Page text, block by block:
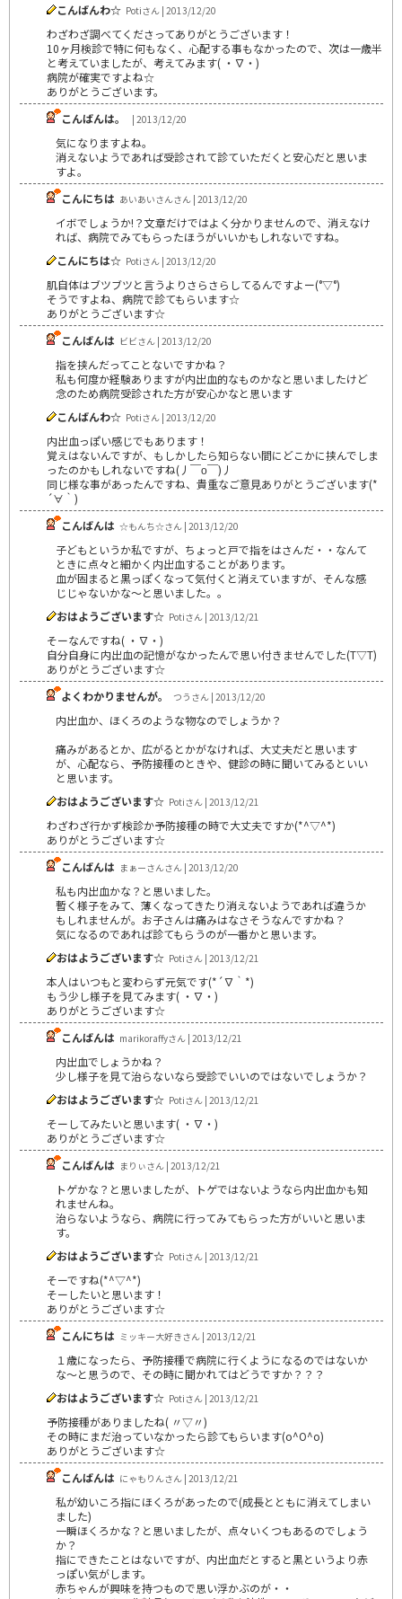
こんばんわ☆ Potiさん | 2013/12/20
わざわざ調べてくださってありがとうございます！
10ヶ月検診で特に何もなく、心配する事もなかったので、次は一歳半
と考えていましたが、考えてみます( ・∇・)
病院が確実ですよね☆
ありがとうございます。
こんばんは。
| 2013/12/20
気になりますよね。
消えないようであれば受診されて診ていただくと安心だと思いま
すよ。
こんにちは あいあいさんさん | 2013/12/20
イボでしょうか!？文章だけではよく分かりませんので、消えなけ
れば、病院でみてもらったほうがいいかもしれないですね。
こんにちは☆ Potiさん | 2013/12/20
肌自体はブツブツと言うよりさらさらしてるんですよー(°▽°)
そうですよね、病院で診てもらいます☆
ありがとうございます☆
こんばんは ビビさん | 2013/12/20
指を挟んだってことないですかね？
私も何度か経験ありますが内出血的なものかなと思いましたけど
念のため病院受診された方が安心かなと思います
こんばんわ☆ Potiさん | 2013/12/20
内出血っぽい感じでもあります！
覚えはないんですが、もしかしたら知らない間にどこかに挟んでしま
ったのかもしれないですね(丿￣ο￣)丿
同じ様な事があったんですね、貴重なご意見ありがとうございます(*
´∀｀)
こんばんは ☆もんち☆さん | 2013/12/20
子どもというか私ですが、ちょっと戸で指をはさんだ・・なんて
ときに点々と細かく内出血することがあります。
血が固まると黒っぽくなって気付くと消えていますが、そんな感
じじゃないかな～と思いました。。
おはようございます☆ Potiさん | 2013/12/21
そーなんですね( ・∇・)
自分自身に内出血の記憶がなかったんで思い付きませんでした(T▽T)
ありがとうございます☆
よくわかりませんが。
つうさん | 2013/12/20
内出血か、ほくろのような物なのでしょうか？
痛みがあるとか、広がるとかがなければ、大丈夫だと思います
が、心配なら、予防接種のときや、健診の時に聞いてみるといい
と思います。
おはようございます☆ Potiさん | 2013/12/21
わざわざ行かず検診か予防接種の時で大丈夫ですか(*^▽^*)
ありがとうございます☆
こんばんは まぁーさんさん | 2013/12/20
私も内出血かな？と思いました。
暫く様子をみて、薄くなってきたり消えないようであれば違うか
もしれませんが。お子さんは痛みはなさそうなんですかね？
気になるのであれば診てもらうのが一番かと思います。
おはようございます☆ Potiさん | 2013/12/21
本人はいつもと変わらず元気です(*´∇｀*)
もう少し様子を見てみます( ・∇・)
ありがとうございます☆
こんばんは marikoraffyさん | 2013/12/21
内出血でしょうかね？
少し様子を見て治らないなら受診でいいのではないでしょうか？
おはようございます☆ Potiさん | 2013/12/21
そーしてみたいと思います( ・∇・)
ありがとうございます☆
こんばんは まりぃさん | 2013/12/21
トゲかな？と思いましたが、トゲではないようなら内出血かも知
れませんね。
治らないようなら、病院に行ってみてもらった方がいいと思いま
す。
おはようございます☆ Potiさん | 2013/12/21
そーですね(*^▽^*)
そーしたいと思います！
ありがとうございます☆
こんにちは ミッキー大好きさん | 2013/12/21
１歳になったら、予防接種で病院に行くようになるのではないか
な～と思うので、その時に聞かれてはどうですか？？？
おはようございます☆ Potiさん | 2013/12/21
予防接種がありましたね( 〃▽〃)
その時にまだ治っていなかったら診てもらいます(o^O^o)
ありがとうございます☆
こんばんは にゃもりんさん | 2013/12/21
私が幼いころ指にほくろがあったので(成長とともに消えてしまい
ました)
一瞬ほくろかな？と思いましたが、点々いくつもあるのでしょう
か？
指にできたことはないですが、内出血だとすると黒というより赤
っぽい気がします。
赤ちゃんが興味を持つもので思い浮かぶのが・・